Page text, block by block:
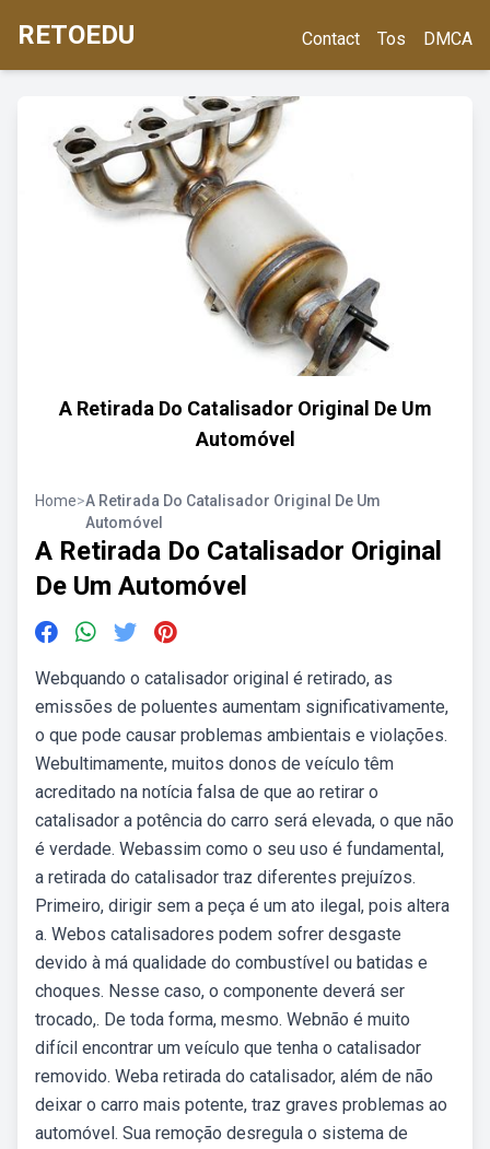
RETOEDU Contact Tos DMCA
A Retirada Do Catalisador Original De Um
Automóvel
Home>A Retirada Do Catalisador Original De Um
Automóvel
A Retirada Do Catalisador Original
De Um Automóvel
Webquando o catalisador original é retirado, as
emissões de poluentes aumentam significativamente,
o que pode causar problemas ambientais e violações.
Webultimamente, muitos donos de veículo têm
acreditado na notícia falsa de que ao retirar o
catalisador a potência do carro será elevada, o que não
é verdade. Webassim como o seu uso é fundamental,
a retirada do catalisador traz diferentes prejuízos.
Primeiro, dirigir sem a peça é um ato ilegal, pois altera
a. Webos catalisadores podem sofrer desgaste
devido à má qualidade do combustível ou batidas e
choques. Nesse caso, o componente deverá ser
trocado,. De toda forma, mesmo. Webnão é muito
difícil encontrar um veículo que tenha o catalisador
removido. Weba retirada do catalisador, além de não
deixar o carro mais potente, traz graves problemas ao
automóvel. Sua remoção desregula o sistema de